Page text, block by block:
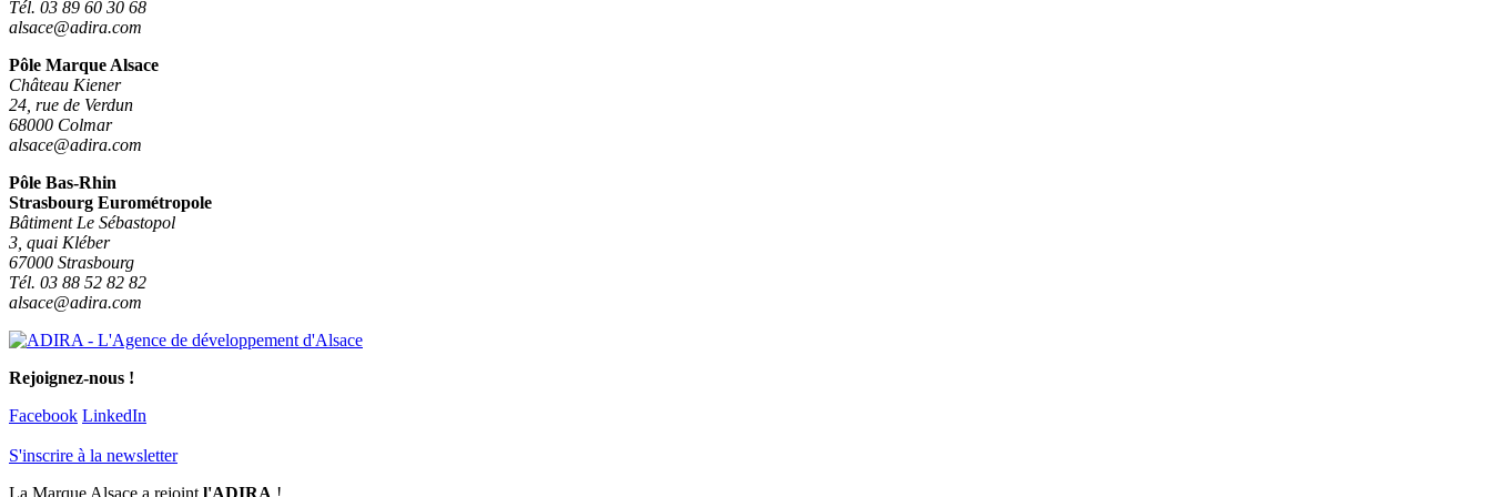
Tél. 03 89 60 30 68
alsace@adira.com
Pôle Marque Alsace
Château Kiener
24, rue de Verdun
68000 Colmar
alsace@adira.com
Pôle Bas-Rhin
Strasbourg Eurométropole
Bâtiment Le Sébastopol
3, quai Kléber
67000 Strasbourg
Tél. 03 88 52 82 82
alsace@adira.com
Rejoignez-nous !
Facebook LinkedIn
S'inscrire à la newsletter